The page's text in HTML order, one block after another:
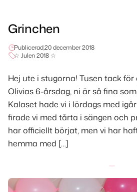
Grinchen
Publicerad,20 december 2018
☆ Julen 2018 ☆
Hej ute i stugorna! Tusen tack
Olivias 6-årsdag, ni är så fina
Kalaset hade vi i lördags med
firade vi med tårta i sängen och
har officiellt börjat, men vi har
hemma med […]